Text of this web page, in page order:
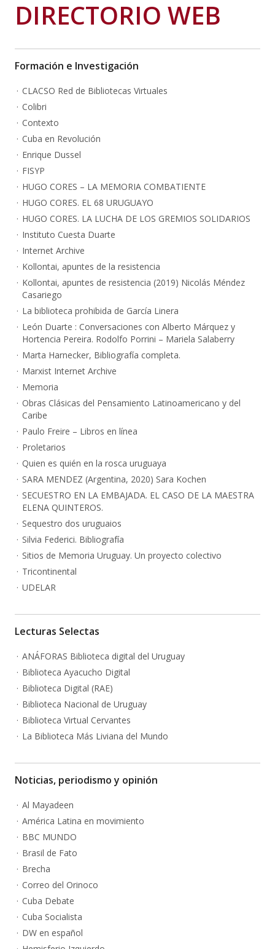
DIRECTORIO WEB
Formación e Investigación
CLACSO Red de Bibliotecas Virtuales
Colibri
Contexto
Cuba en Revolución
Enrique Dussel
FISYP
HUGO CORES – LA MEMORIA COMBATIENTE
HUGO CORES. EL 68 URUGUAYO
HUGO CORES. LA LUCHA DE LOS GREMIOS SOLIDARIOS
Instituto Cuesta Duarte
Internet Archive
Kollontai, apuntes de la resistencia
Kollontai, apuntes de resistencia (2019) Nicolás Méndez
Casariego
La biblioteca prohibida de García Linera
León Duarte : Conversaciones con Alberto Márquez y
Hortencia Pereira. Rodolfo Porrini – Mariela Salaberry
Marta Harnecker, Bibliografía completa.
Marxist Internet Archive
Memoria
Obras Clásicas del Pensamiento Latinoamericano y del
Caribe
Paulo Freire – Libros en línea
Proletarios
Quien es quién en la rosca uruguaya
SARA MENDEZ (Argentina, 2020) Sara Kochen
SECUESTRO EN LA EMBAJADA. EL CASO DE LA MAESTRA
ELENA QUINTEROS.
Sequestro dos uruguaios
Silvia Federici. Bibliografía
Sitios de Memoria Uruguay. Un proyecto colectivo
Tricontinental
UDELAR
Lecturas Selectas
ANÁFORAS Biblioteca digital del Uruguay
Biblioteca Ayacucho Digital
Biblioteca Digital (RAE)
Biblioteca Nacional de Uruguay
Biblioteca Virtual Cervantes
La Biblioteca Más Liviana del Mundo
Noticias, periodismo y opinión
Al Mayadeen
América Latina en movimiento
BBC MUNDO
Brasil de Fato
Brecha
Correo del Orinoco
Cuba Debate
Cuba Socialista
DW en español